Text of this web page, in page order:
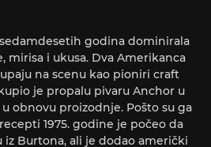
godina dominirala
mirisa i ukusa. Dva Amerikanca
na scenu kao pioniri craft
je propalu pivaru Anchor u
obnovu proizodnje. Pošto su ga
1975. godine je počeo da
iz Burtona, ali je dodao američki